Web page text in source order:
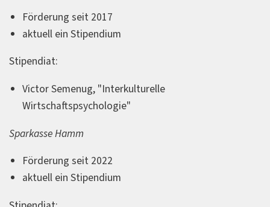
Förderung seit 2017
aktuell ein Stipendium
Stipendiat:
Victor Semenug, "Interkulturelle
Wirtschaftspsychologie"
Sparkasse Hamm
Förderung seit 2022
aktuell ein Stipendium